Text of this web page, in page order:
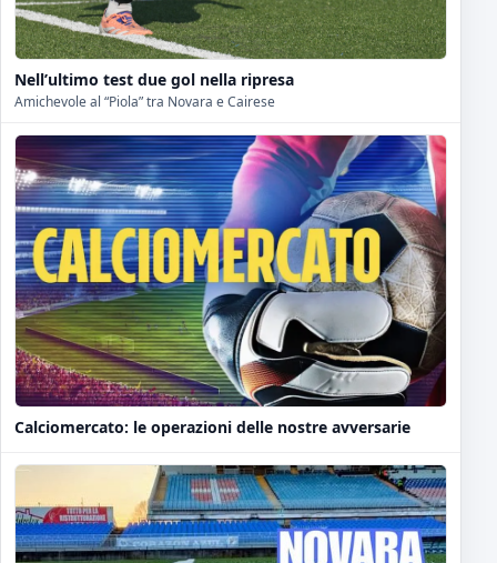
Nell’ultimo test due gol nella ripresa
Amichevole al “Piola” tra Novara e Cairese
Calciomercato: le operazioni delle nostre avversarie